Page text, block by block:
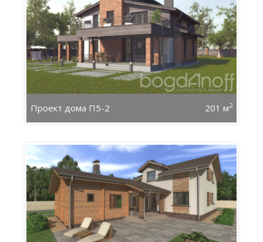
Проект дома П5-2 201 м2